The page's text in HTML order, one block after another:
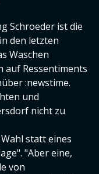
Schroeder ist die
den letzten
Waschen
auf Ressentiments
:newstime.
und
nicht zu
statt eines
"Aber eine,
von